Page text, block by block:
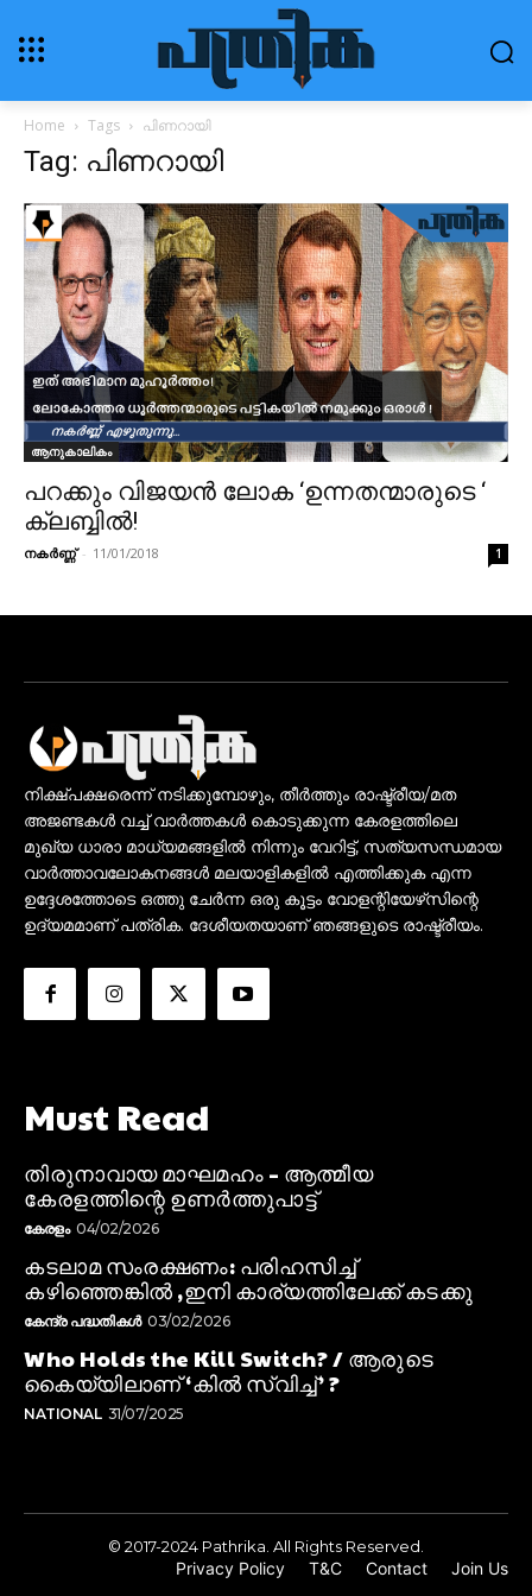
Home Tags പിണറായി
Tag: പിണറായി
ആനുകാലികം
പറക്കും വിജയന്‍ ലോക ‘ഉന്നതന്മാരുടെ ‘
ക്ലബ്ബില്‍!
നകര്‍ണ്ണ് - 11/01/2018 1
നിക്ഷ്പക്ഷരെന്ന് നടിക്കുമ്പോഴും, തീർത്തും രാഷ്ട്രീയ/മത
അജണ്ടകൾ വച്ച് വാർത്തകൾ കൊടുക്കുന്ന കേരളത്തിലെ
മുഖ്യ ധാരാ മാധ്യമങ്ങളിൽ നിന്നും വേറിട്ട്, സത്യസന്ധമായ
വാർത്താവലോകനങ്ങൾ മലയാളികളിൽ എത്തിക്കുക എന്ന
ഉദ്ദേശത്തോടെ ഒത്തു ചേർന്ന ഒരു കൂട്ടം വോളന്റിയേഴ്‌സിന്റെ
ഉദ്യമമാണ് പത്രിക. ദേശീയതയാണ് ഞങ്ങളുടെ രാഷ്ട്രീയം.
Must Read
തിരുനാവായ മാഘമഹം – ആത്മീയ
കേരളത്തിന്റെ ഉണർത്തുപാട്ട്
കേരളം 04/02/2026
കടലാമ സംരക്ഷണം: പരിഹസിച്ച്
കഴിഞ്ഞെങ്കിൽ ,ഇനി കാര്യത്തിലേക്ക് കടക്കു
കേന്ദ്ര പദ്ധതികൾ 03/02/2026
Who Holds the Kill Switch? / ആരുടെ
കൈയ്യിലാണ് ‘കിൽ സ്വിച്ച്’ ?
NATIONAL 31/07/2025
© 2017-2024 Pathrika. All Rights Reserved.
Privacy Policy T&C Contact Join Us